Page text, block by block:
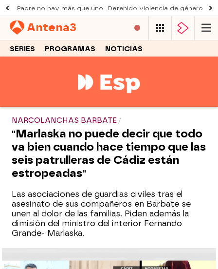
Padre no hay más que uno Detenido violencia de género
Antena3
SERIES PROGRAMAS NOTICIAS
NARCOLANCHAS BARBATE
"Marlaska no puede decir que todo
va bien cuando hace tiempo que las
seis patrulleras de Cádiz están
estropeadas"
Las asociaciones de guardias civiles tras el
asesinato de sus compañeros en Barbate se
unen al dolor de las familias. Piden además la
dimisión del ministro del interior Fernando
Grande- Marlaska.
Última hora sobre la muerte de los